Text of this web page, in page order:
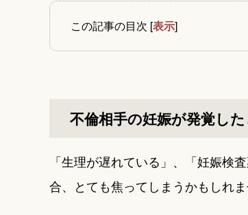
この記事の目次 [表示]
不倫相手の妊娠が発覚し
「生理が遅れている」、「妊娠検
合、とても焦ってしまうかもしれ